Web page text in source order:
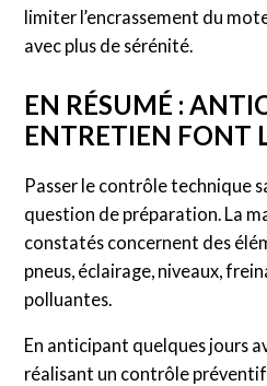
limiter l’encrassement du
avec plus de sérénité.
EN RÉSUMÉ :
ENTRETIEN FONT
Passer le contrôle technique
question de préparation. La
constatés concernent des
pneus, éclairage, niveaux,
polluantes.
En anticipant quelques jours
réalisant un contrôle